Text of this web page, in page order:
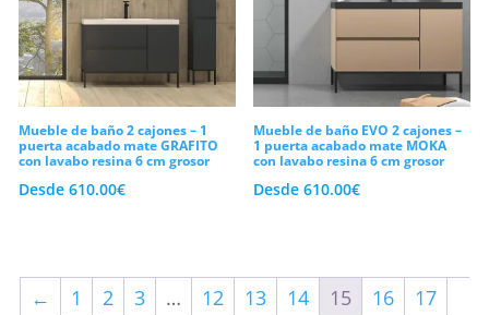
Mueble de baño 2 cajones – 1
puerta acabado mate GRAFITO
con lavabo resina 6 cm grosor
Desde 610.00€
Mueble de baño EVO 2 cajones –
1 puerta acabado mate MOKA
con lavabo resina 6 cm grosor
Desde610.00€
← 1 2 3 … 12 13 14 15 16
17